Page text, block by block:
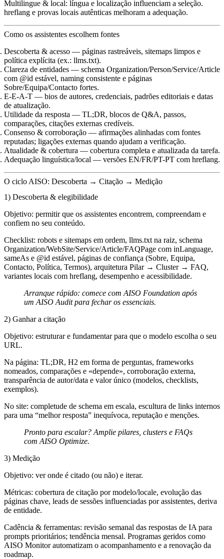
Multilingue & local: língua e localização influenciam a seleção.
hreflang e provas locais autênticas melhoram a adequação.
Como os assistentes escolhem fontes
Descoberta & acesso — páginas rastreáveis, sitemaps limpos e
política explícita (ex.: llms.txt).
Clareza de entidades — schema Organization/Person/Service/Article
com @id estável, naming consistente e páginas
Sobre/Equipa/Contacto fortes.
E-E-A-T — bios de autores, credenciais, padrões editoriais e datas
de atualização.
Utilidade da resposta — TL;DR, blocos de Q&A, passos,
comparações, citações externas credíveis.
Consenso & corroboração — afirmações alinhadas com fontes
reputadas; ligações externas quando ajudam a verificação.
Atualidade & cobertura — cobertura completa e atualizada da tarefa.
Adequação linguística/local — versões EN/FR/PT-PT com hreflang.
O ciclo AISO: Descoberta → Citação → Medição
1) Descoberta & elegibilidade
Objetivo: permitir que os assistentes encontrem, compreendam e
confiem no seu conteúdo.
Checklist: robots e sitemaps em ordem, llms.txt na raiz, schema
Organization/WebSite/Service/Article/FAQPage com inLanguage,
sameAs e @id estável, páginas de confiança (Sobre, Equipa,
Contacto, Política, Termos), arquitetura Pilar → Cluster → FAQ,
variantes locais com hreflang, desempenho e acessibilidade.
Arranque rápido: comece com AISO Foundation após
um AISO Audit para fechar os essenciais.
2) Ganhar a citação
Objetivo: estruturar e fundamentar para que o modelo escolha o seu
URL.
Na página: TL;DR, H2 em forma de perguntas, frameworks
nomeados, comparações e «depende», corroboração externa,
transparência de autor/data e valor único (modelos, checklists,
exemplos).
No site: completude de schema em escala, escultura de links internos
para uma “melhor resposta” inequívoca, reputação e menções.
Pronto para escalar? Amplie pilares, clusters e FAQs
com AISO Optimize.
3) Medição
Objetivo: ver onde é citado (ou não) e iterar.
Métricas: cobertura de citação por modelo/locale, evolução das
páginas chave, leads de sessões influenciadas por assistentes, deriva
de entidade.
Cadência & ferramentas: revisão semanal das respostas de IA para
prompts prioritários; tendência mensal. Programas geridos como
AISO Monitor automatizam o acompanhamento e a renovação da
roadmap.